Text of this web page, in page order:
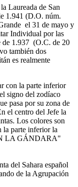
Laureada de San
1.941 (D.O. núm.
el 31 de mayo y
Individual por las
de 1.937 (O.C. de 20
también dos
es realmente
con la parte inferior
signo del zodíaco
pasa por su zona de
el centro del Jefe la
Los colores son
la parte inferior la
LA GÁNDARA"
del Sahara español
de la Agrupación